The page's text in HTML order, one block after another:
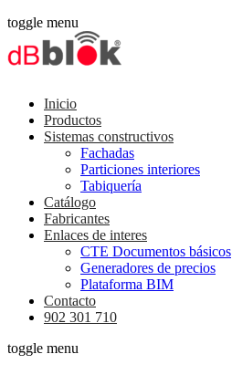
toggle menu
Inicio
Productos
Sistemas constructivos
Fachadas
Particiones interiores
Tabiquería
Catálogo
Fabricantes
Enlaces de interes
CTE Documentos básicos
Generadores de precios
Plataforma BIM
Contacto
902 301 710
toggle menu